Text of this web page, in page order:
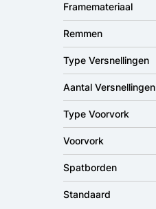
Framemateriaal
Remmen
Type Versnellingen
Aantal Versnellingen
Type Voorvork
Voorvork
Spatborden
Standaard